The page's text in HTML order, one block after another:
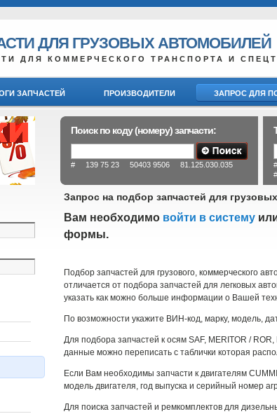
ДЛЯ ГРУЗОВЫХ АВТОМОБИЛЕЙ
ДЛЯ КОММЕРЧЕСКОГО ТРАНСПОРТА И
ЗАПЧАСТЕЙ ПРОИЗВОДИТЕЛИ ЗАПРОС ДЛЯ
Поиск по коду (номеру) запчасти:
# 139 75 23 50403 9506 81.125.030.035
Запрос на подбор запчастей для
Вам необходимо войти в систему
формы.
Подбор запчастей для грузового, коммерческого
отличается от подбора запчастей для легковых
указать как можно больше информации о Вашей
По возможности укажите ВИН-код, марку, модель,
Для подбора запчастей к осям SAF, MERITOR /
данные можно переписать с таблички которая
Если Вам необходимы запчасти к двигателям
модель двигателя, год выпуска и серийный номер
Для поиска запчастей и ремкомплектов для